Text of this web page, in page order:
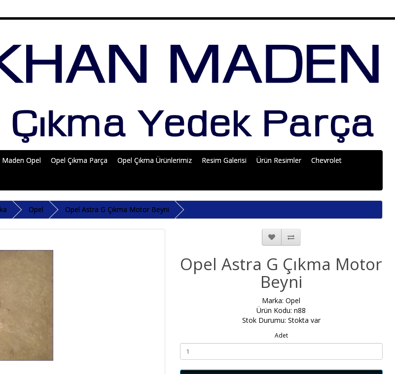
Opel Opel Çıkma Parça Opel Çıkma Ürünlerimiz Resim Galerisi Ürün Resimler Chevrolet
Opel Opel Astra G Çıkma Motor Beyni
Opel Astra G Çıkma Motor
Beyni
Marka:Opel
Ürün Kodu: n88
Stok Durumu: Stokta var
Adet